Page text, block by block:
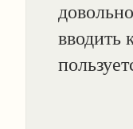
вводить